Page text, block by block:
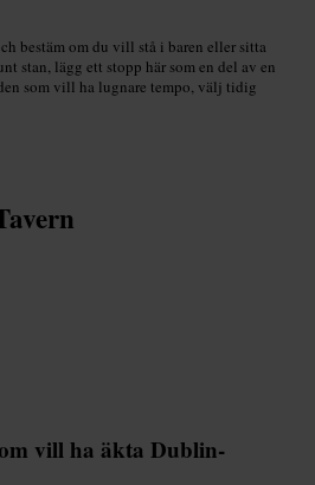
bestäm om du vill stå i baren eller sitta
stan, lägg ett stopp här som en del av en
som vill ha lugnare tempo, välj tidig
vill ha äkta Dublin-